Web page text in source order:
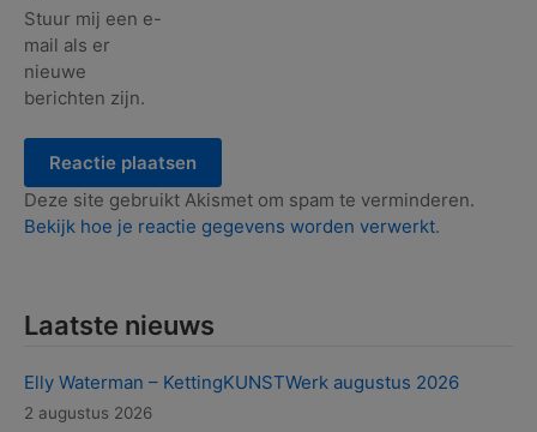
Stuur mij een e-
mail als er
nieuwe
berichten zijn.
Deze site gebruikt Akismet om spam te verminderen.
Bekijk hoe je reactie gegevens worden verwerkt.
Laatste nieuws
Elly Waterman – KettingKUNSTWerk augustus 2026
2 augustus 2026